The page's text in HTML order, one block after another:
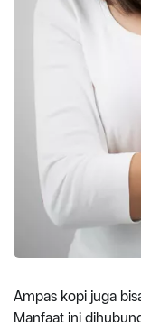
Ampas kopi juga
Manfaat ini